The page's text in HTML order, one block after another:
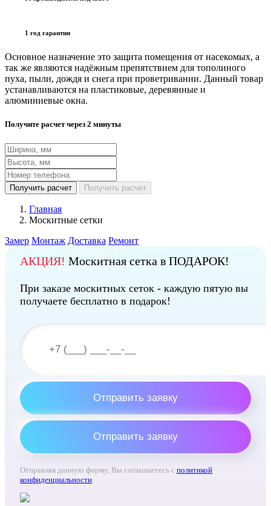
1 год гарантии
Основное назначение это защита помещения от насекомых, а
так же являются надёжным препятствием для тополиного
пуха, пыли, дождя и снега при проветривании. Данный товар
устанавливаются на пластиковые, деревянные и
алюминиевые окна.
Получите расчет через 2 минуты
Получить расчет Получить расчет
Главная
Москитные сетки
Замер Монтаж Доставка Ремонт
АКЦИЯ! Москитная сетка в ПОДАРОК!
При заказе москитных сеток - каждую пятую вы
получаете бесплатно в подарок!
Отправить заявку
Отправить заявку
Отправляя данную форму, Вы соглашаетесь с политикой
конфиденциальности